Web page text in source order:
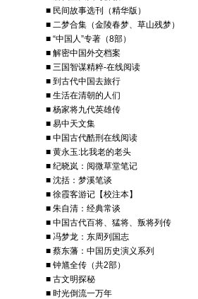
■ 民间故事选刊（精华版）
■ 二梦合集（金陵春梦、草山残梦）
■ “中国人”专著（8部）
■ 解密中国外交档案
■ 三国智谋精粹-在线阅读
■ 到古代中国去旅行
■ 生活在清朝的人们
■ 杨家将九代英雄传
■ 易中天文集
■ 中国古代酷刑在线阅读
■ 黄永玉:比我老的老头
■ 纪晓岚：阅微草堂笔记
■ 沈括：梦溪笔谈
■ 徐霞客游记【校注本】
■ 朱自清：经典常谈
■ 中国古代百将、猛将、叛将列传
■ 冯梦龙：东周列国志
■ 蔡东藩：中国历史演义系列
■ 钟馗全传（共2部）
■ 古文明探秘
■ 时光倒流一万年